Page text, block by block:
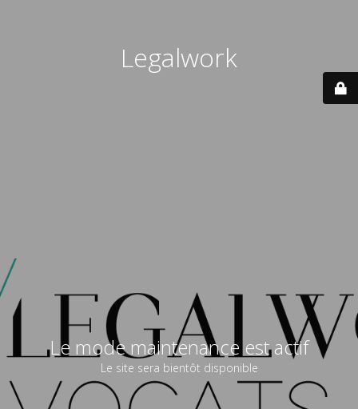
Legalwork
Le mode maintenance est actif
Le site sera bientôt disponible